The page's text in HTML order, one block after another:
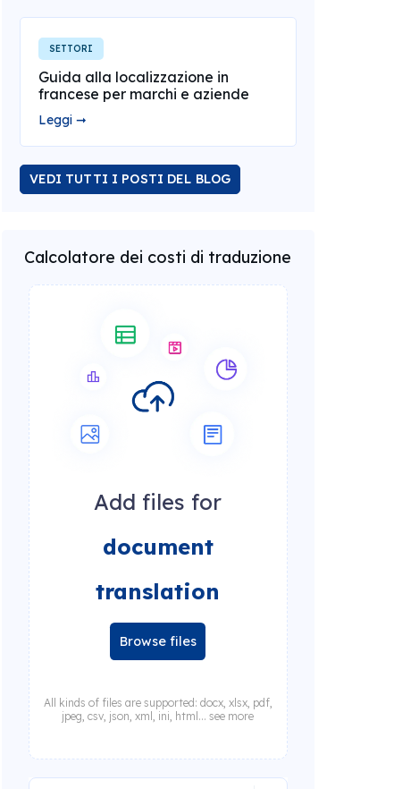
SETTORI
Guida alla localizzazione in
francese per marchi e aziende
Leggi ➞
VEDI TUTTI I POSTI DEL BLOG
Calcolatore dei costi di traduzione
Add files for
document
translation
Browse files
All kinds of files are supported: docx, xlsx, pdf,
jpeg, csv, json, xml, ini, html... see more